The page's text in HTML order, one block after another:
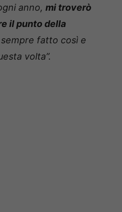
anno, mi troverò
il punto della
fatto così e
volta”.